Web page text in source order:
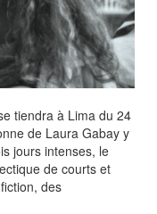
tiendra à Lima du 24
de Laura Gabay y
jours intenses, le
de courts et
des